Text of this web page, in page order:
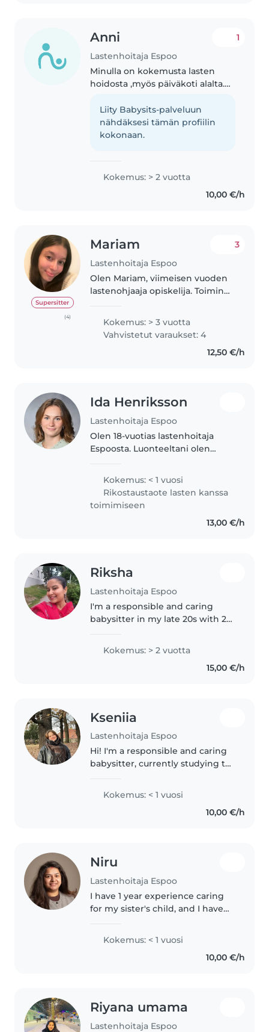
Anni
Lastenhoitaja Espoo
1
Minulla on kokemusta lasten
hoidosta ,myös päiväkoti alalta.
muuhun tulen toimeen kaikkien
kanssa, olen reipas ja ahkera. Eng
i have experience babysitting..
Liity Babysits-palveluun
nähdäksesi tämän profiilin
kokonaan.
Kokemus: > 2 vuotta
10,00 €/h
Supersitter
(4)
Mariam
Lastenhoitaja Espoo
3
Olen Mariam, viimeisen vuoden
lastenohjaaja opiskelija. Toimin
sijaisena varhaiskasvatuksessa.
Olen luonteeltani rauhallinen,
mutta työssäni olen myös..
Kokemus: > 3 vuotta
Vahvistetut varaukset: 4
12,50 €/h
Ida Henriksson
Lastenhoitaja Espoo
Olen 18-vuotias lastenhoitaja
Espoosta. Luonteeltani olen
kokemusta kaiken ikäisten
lasten kanssa. Olen vastuullinen,
kärsivällinen ja luotettava..
Kokemus: < 1 vuosi
Rikostaustaote lasten kanssa
toimimiseen
13,00 €/h
Riksha
Lastenhoitaja Espoo
I'm a responsible and caring
babysitter in my late 20s with 2
preschoolers. I have a diploma in
Medical Laboratory Technology..
Kokemus: > 2 vuotta
15,00 €/h
Kseniia
Lastenhoitaja Espoo
Hi! I'm a responsible and caring
babysitter, currently studying to
experience with babies and
Kokemus: < 1 vuosi
10,00 €/h
Niru
Lastenhoitaja Espoo
I have 1 year experience caring
for my sister's child, and I have
I speak Finnish and English. I
truly enjoy working with
children and love spending..
Kokemus: < 1 vuosi
10,00 €/h
Riyana umama
Lastenhoitaja Espoo